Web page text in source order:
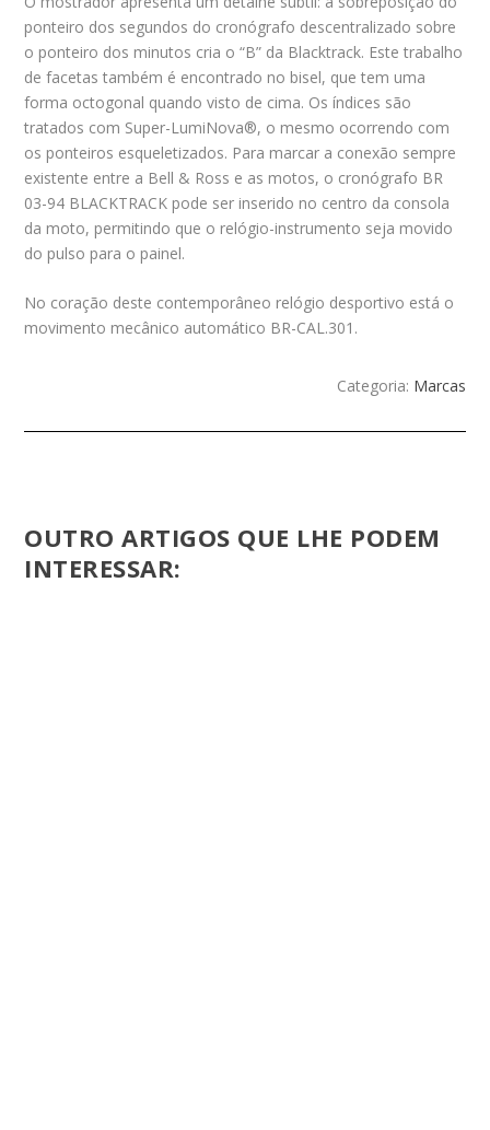
ponteiro dos segundos do cronógrafo descentralizado sobre
o ponteiro dos minutos cria o “B” da Blacktrack. Este trabalho
de facetas também é encontrado no bisel, que tem uma
forma octogonal quando visto de cima. Os índices são
tratados com Super-LumiNova®, o mesmo ocorrendo com
os ponteiros esqueletizados. Para marcar a conexão sempre
existente entre a Bell & Ross e as motos, o cronógrafo BR
03-94 BLACKTRACK pode ser inserido no centro da consola
da moto, permitindo que o relógio-instrumento seja movido
do pulso para o painel.
No coração deste contemporâneo relógio desportivo está o
movimento mecânico automático BR-CAL.301.
Categoria: Marcas
OUTRO ARTIGOS QUE LHE PODEM
INTERESSAR: